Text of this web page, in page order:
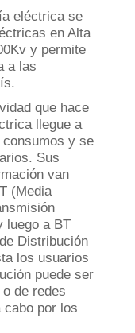
eléctrica se
en Alta
y permite
a las
que hace
llegue a
y se
Sus
van
(Media
luego a BT
Distribución
los usuarios
puede ser
o de redes
por los